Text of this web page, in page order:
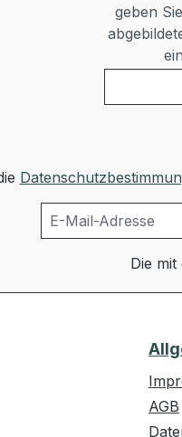
geben
ein
Die
AGB